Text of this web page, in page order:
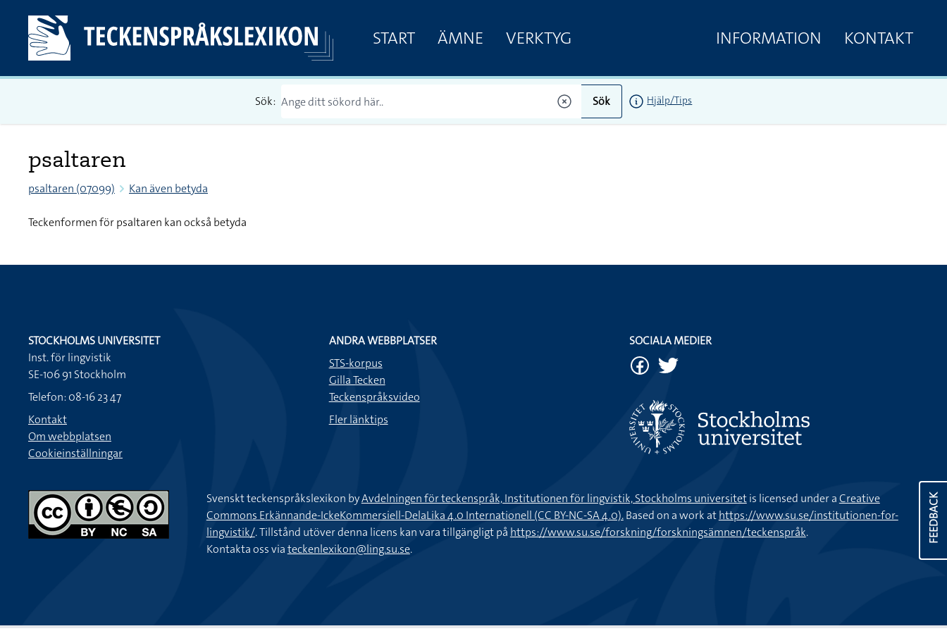
START ÄMNE VERKTYG INFORMATION KONTAKT
Sök: Sök Hjälp/Tips
psaltaren
psaltaren (07099) Kan även betyda
Teckenformen för psaltaren kan också betyda
FEEDBACK
STOCKHOLMS UNIVERSITET
Inst. för lingvistik
SE-106 91 Stockholm
Telefon: 08-16 23 47
Kontakt
Om webbplatsen
Cookieinställningar
ANDRA WEBBPLATSER
STS-korpus
Gilla Tecken
Teckenspråksvideo
Fler länktips
SOCIALA MEDIER
Svenskt teckenspråkslexikon byAvdelningen för teckenspråk, Institutionen för lingvistik, Stockholms universitetis licensed under aCreative
Commons Erkännande-IckeKommersiell-DelaLika 4.0 Internationell (CC BY-NC-SA 4.0).Based on a work athttps://www.su.se/institutionen-for-
lingvistik/. Tillstånd utöver denna licens kan vara tillgängligt på https://www.su.se/forskning/forskningsämnen/teckenspråk.
Kontakta oss viateckenlexikon@ling.su.se.